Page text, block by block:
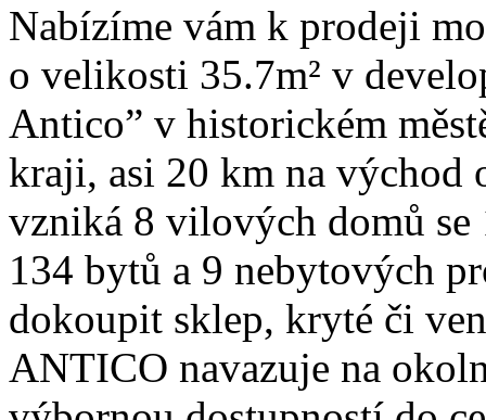
Nabízíme vám k prodeji
o velikosti 35.7m² v
Antico” v historickém
kraji, asi 20 km na východ
vzniká 8 vilových domů
134 bytů a 9 nebytových
dokoupit sklep, kryté či
ANTICO navazuje na